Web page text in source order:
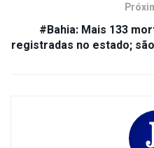
#Bahia: Mais 133
registradas no estado;